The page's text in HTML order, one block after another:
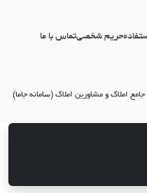
حریم شخصیتماس با ما